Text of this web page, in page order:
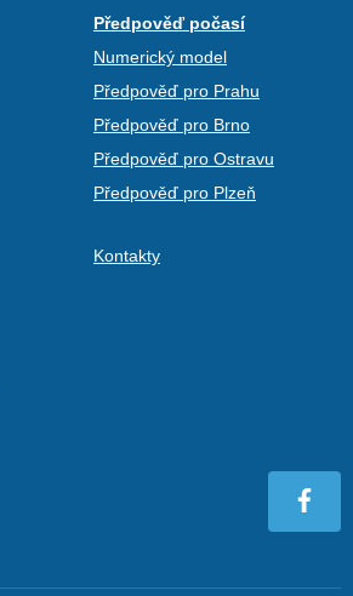
Předpověď počasí
Numerický model
Předpověď pro Prahu
Předpověď pro Brno
Předpověď pro Ostravu
Předpověď pro Plzeň
Kontakty